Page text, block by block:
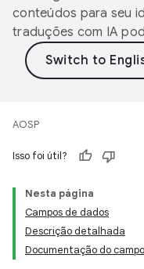
conteúdos para seu
traduções com IA
AOSP
Isso foi útil?
Nesta página
Campos de dados
Descrição detalhada
Documentação do campo